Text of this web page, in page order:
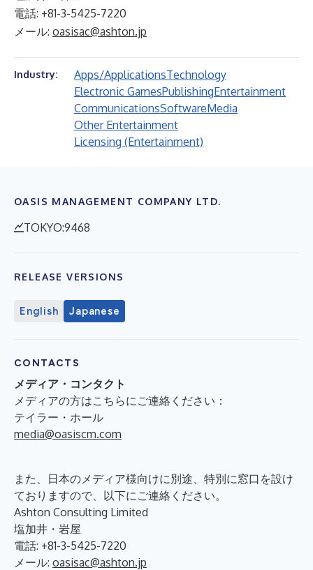
電話: +81-3-5425-7220
メール: oasisac@ashton.jp
Industry: Apps/ApplicationsTechnology
Electronic GamesPublishingEntertainment
CommunicationsSoftwareMedia
Other Entertainment
Licensing (Entertainment)
OASIS MANAGEMENT COMPANY LTD.
TOKYO:9468
RELEASE VERSIONS
English Japanese
CONTACTS
メディア・コンタクト
メディアの方はこちらにご連絡ください：
テイラー・ホール
media@oasiscm.com
また、日本のメディア様向けに別途、特別に窓口を設け
ておりますので、以下にご連絡ください。
Ashton Consulting Limited
塩加井・岩屋
電話: +81-3-5425-7220
メール: oasisac@ashton.jp